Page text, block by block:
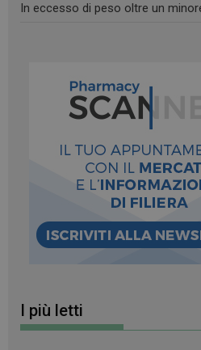
In eccesso di peso oltre un
I più letti